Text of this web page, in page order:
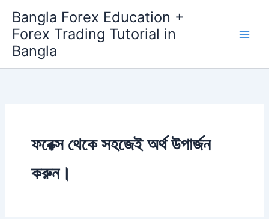
content
Bangla Forex Education +
Forex Trading Tutorial in
Bangla
ফরেক্স থেকে সহজেই অর্থ উপার্জন
করুন।